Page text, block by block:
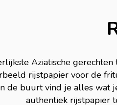
Aziatische
rijstpapier voor de
de buurt vind je alles wat
authentiek rijstpapier